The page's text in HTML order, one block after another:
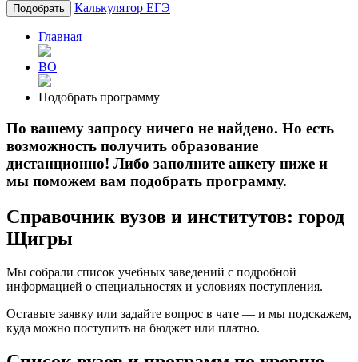
Подобрать Калькулятор ЕГЭ
Главная
ВО
Подобрать программу
По вашему запросу ничего не найдено. Но есть
возможность получить образование
дистанционно! Либо заполните анкету ниже и
мы поможем вам подобрать программу.
Справочник вузов и институтов: город
Щигры
Мы собрали список учебных заведений с подробной
информацией о специальностях и условиях поступления.
Оставьте заявку или задайте вопрос в чате — и мы подскажем,
куда можно поступить на бюджет или платно.